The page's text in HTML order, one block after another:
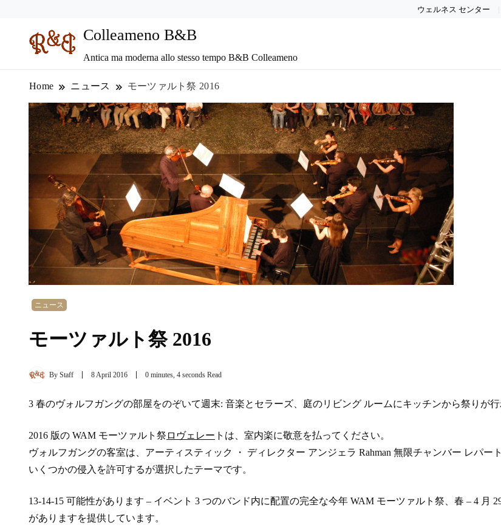
ウェルネス センター
Colleameno B&B
Antica ma moderna allo stesso tempo B&B Colleameno
Home ニュース モーツァルト祭 2016
ニュース
モーツァルト祭 2016
By Staff 8 April 2016 0 minutes, 4 seconds Read
3 春のヴォルフガングの部屋をのぞいて週末: 音楽とセラーズ、庭のリビング ルームにキッチンから祭りが
2016 版の WAM モーツァルト祭 ロ ヴェレー トは、室内楽に敬意を払ってください。
ヴォルフガングの客室は、アーティスティック ・ ディレクター アンジェラ Rahman 無限チャンバー レパ
いくつかの侵入を許可するが選択したテーマです。
13-14-15 可能性があります – イベント 3 つのバンド内に配置の完全な今年 WAM モーツァルト祭、春 – 4 月
がありますを提供しています。